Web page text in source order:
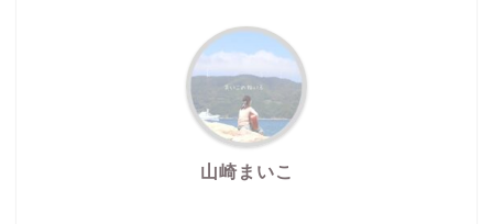
山崎まいこ